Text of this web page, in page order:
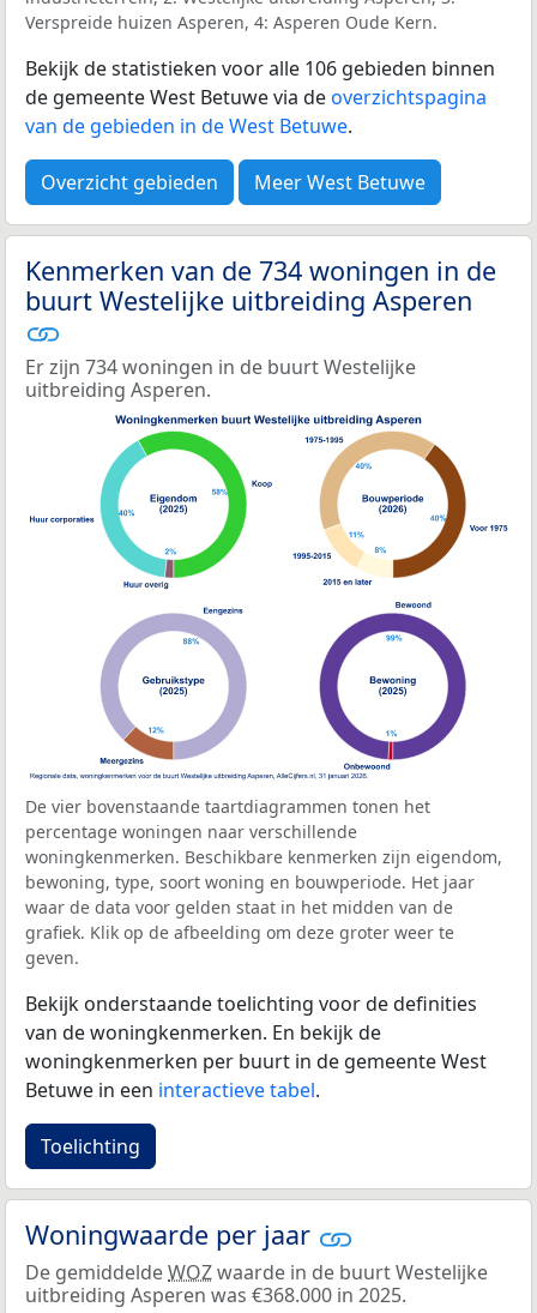
Verspreide huizen Asperen, 4: Asperen Oude Kern.
Bekijk de statistieken voor alle 106 gebieden binnen
de gemeente West Betuwe via deoverzichtspagina
van de gebieden in de West Betuwe.
Overzicht gebieden Meer West Betuwe
Kenmerken van de 734 woningen in de
buurt Westelijke uitbreiding Asperen
Er zijn 734 woningen in de buurt Westelijke
uitbreiding Asperen.
De vier bovenstaande taartdiagrammen tonen het
percentage woningen naar verschillende
woningkenmerken. Beschikbare kenmerken zijn eigendom,
bewoning, type, soort woning en bouwperiode. Het jaar
waar de data voor gelden staat in het midden van de
grafiek. Klik op de afbeelding om deze groter weer te
geven.
Bekijk onderstaande toelichting voor de definities
van de woningkenmerken. En bekijk de
woningkenmerken per buurt in de gemeente West
Betuwe in een interactieve tabel.
Toelichting
Woningwaarde per jaar
De gemiddeldeWOZwaarde in de buurt Westelijke
uitbreiding Asperen was €368.000 in 2025.